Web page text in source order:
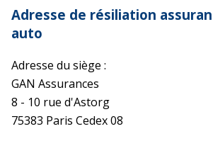
Adresse de résiliation
auto
Adresse du siège :
GAN Assurances
8 - 10 rue d'Astorg
75383 Paris Cedex 08